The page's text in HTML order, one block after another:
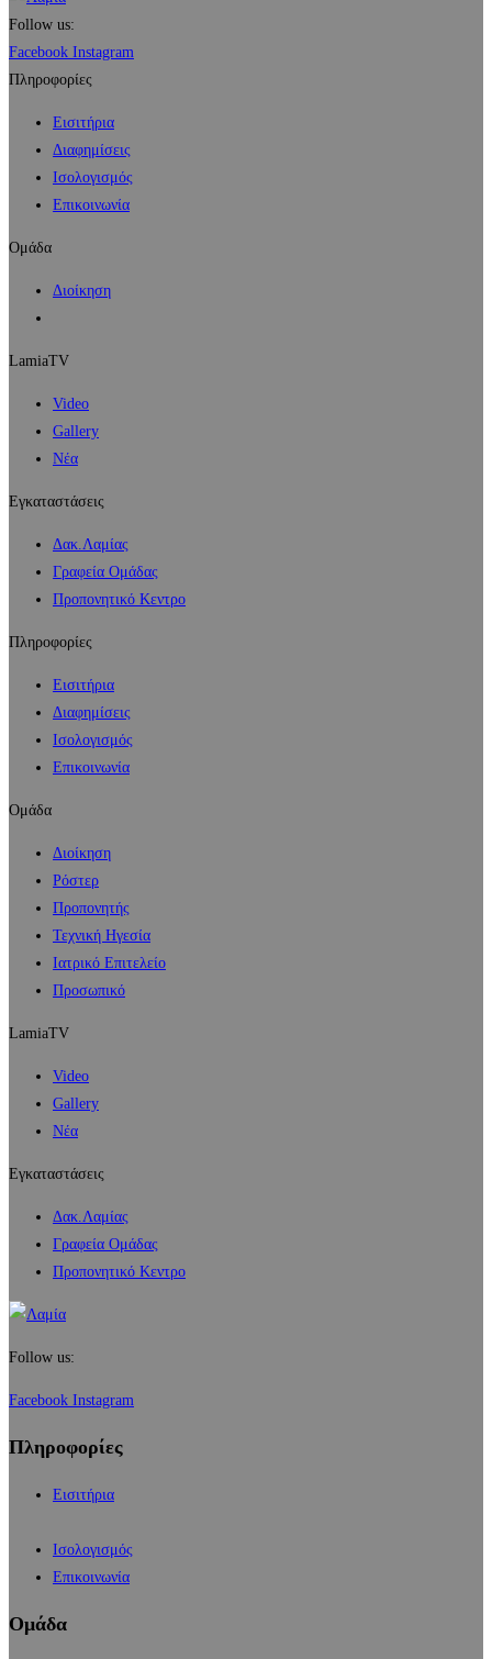
Follow us:
Facebook Instagram
Πληροφορίες
Εισιτήρια
Διαφημίσεις
Ισολογισμός
Επικοινωνία
Ομάδα
Διοίκηση
LamiaTV
Video
Gallery
Νέα
Εγκαταστάσεις
Δακ.Λαμίας
Γραφεία Ομάδας
Προπονητικό Κεντρο
Πληροφορίες
Εισιτήρια
Διαφημίσεις
Ισολογισμός
Επικοινωνία
Ομάδα
Διοίκηση
Ρόστερ
Προπονητής
Τεχνική Ηγεσία
Ιατρικό Επιτελείο
Προσωπικό
LamiaTV
Video
Gallery
Νέα
Εγκαταστάσεις
Δακ.Λαμίας
Γραφεία Ομάδας
Προπονητικό Κεντρο
Follow us:
Facebook Instagram
Πληροφορίες
Εισιτήρια
Ισολογισμός
Επικοινωνία
Ομάδα